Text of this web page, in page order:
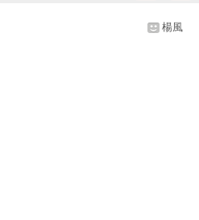
楊風